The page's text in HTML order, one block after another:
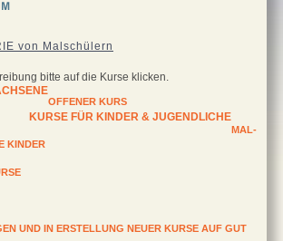
von Malschülern
bitte auf die Kurse klicken.
KURSE FÜR KINDER & JUGENDLICHE
OFFENER KURS
MAL-
KINDER
UND IN ERSTELLUNG NEUER KURSE AUF GUT